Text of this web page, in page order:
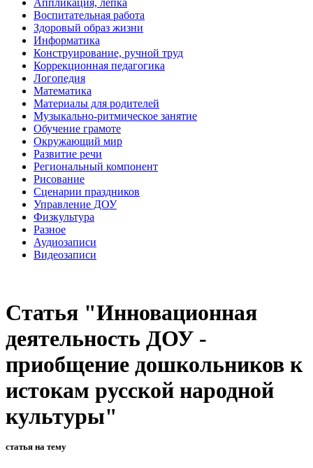
Воспитательная работа
Здоровый образ жизни
Информатика
Конструирование, ручной труд
Коррекционная педагогика
Логопедия
Математика
Материалы для родителей
Музыкально-ритмическое занятие
Обучение грамоте
Окружающий мир
Развитие речи
Региональный компонент
Рисование
Сценарии праздников
Управление ДОУ
Физкультура
Разное
Аудиозаписи
Видеозаписи
Статья "Инновационная
деятельность ДОУ -
приобщение дошкольников к
истокам русской народной
культуры"
статья на тему